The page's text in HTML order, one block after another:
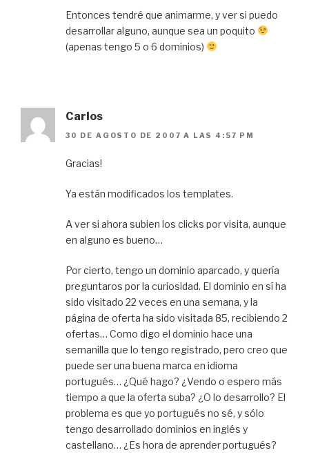
Entonces tendré que animarme, y ver si puedo
desarrollar alguno, aunque sea un poquito
(apenas tengo 5 o 6 dominios)
Carlos
30 DE AGOSTO DE 2007 A LAS 4:57 PM
Gracias!
Ya están modificados los templates.
A ver si ahora subien los clicks por visita, aunque
en alguno es bueno…
Por cierto, tengo un dominio aparcado, y quería
preguntaros por la curiosidad. El dominio en sí ha
sido visitado 22 veces en una semana, y la
página de oferta ha sido visitada 85, recibiendo 2
ofertas… Como digo el dominio hace una
semanilla que lo tengo registrado, pero creo que
puede ser una buena marca en idioma
portugués… ¿Qué hago? ¿Vendo o espero más
tiempo a que la oferta suba? ¿O lo desarrollo? El
problema es que yo portugués no sé, y sólo
tengo desarrollado dominios en inglés y
castellano… ¿Es hora de aprender portugués?